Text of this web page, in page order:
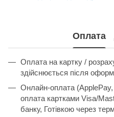
Оплата
Оплата на картку /
здійснюється після
Онлайн-оплата
оплата картками Visa/
банку, Готівкою через